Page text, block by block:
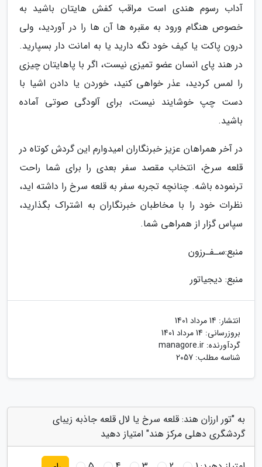
آداب رسوم هندی است مراقب کفش هایتان باشید به
خصوص هنگام ورود به مقبره ها آن ها را در آوردید، ولی
درون پاکت یا کیف خود نگه دارید یا به امانت دار بسپارید.
در هند پای انسان عضو تمیزی نیست، اگر با پاهایتان چیزی
را لمس کردید، عذر خواهی کنید، خوردن یا دادن اشیا با
دست چپ خوشایند نیست، برای آلودگی صوتی آماده
باشید.
در آخر همراهان عزیز خبرنگاران امیدوارم این گردش کوتاه در
قلعه سرخ، انتخاب مقصد سفر بعدی را برای شما راحت
ترنموده باشه. چنانچه تجربه سفر به قلعه سرخ را داشته اید،
نظرات خود را با مخاطبان خبرنگاران به اشتراک بگذارید،
سپاس گزار از همراهی شما.
منبع:سـفـرزون
منبع: دیجیاتور
انتشار: 14 مرداد 1401
بروزرسانی: 14 مرداد 1401
گردآورنده: managore.ir
شناسه مطلب: 2057
به "تور ارزان هند: قلعه سرخ یا لال قلعه جاذبه زیبای
گردشگری دهلی مرکز هند" امتیاز دهید